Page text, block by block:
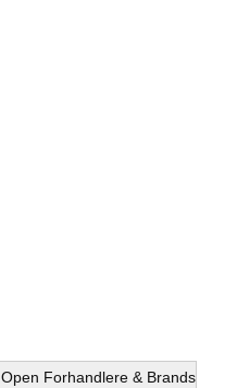
Open Forhandlere & Brands